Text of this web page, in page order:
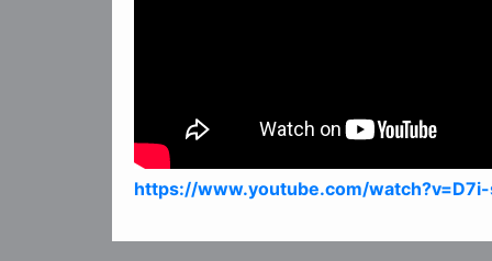
https://www.youtube.com/